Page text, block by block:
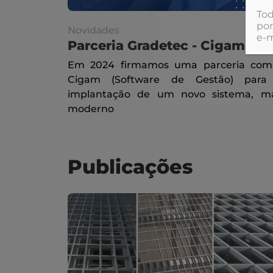
Novidades
Parceria Gradetec - Cigam
Em 2024 firmamos uma parceria
Cigam (Software de Gestão)
implantação de um novo sistema,
moderno
Publicações